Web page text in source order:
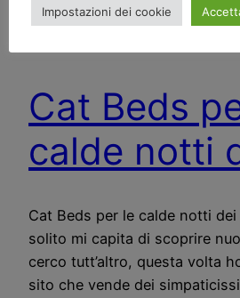
Cat Beds
calde notti
Cat Beds per le calde notti dei
solito mi capita di scoprire
cerco tutt’altro, questa volta
sito che vende dei
Impostazioni dei cookie